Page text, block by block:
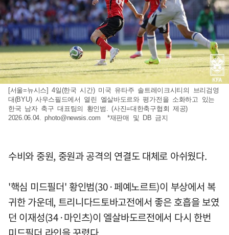
[서울=뉴시스] 4일(한국 시간) 미국 유타주 솔트레이크시티의 브리검영
대(BYU) 사우스필드에서 열린 엘살바도르와 평가전을 소화하고 있는
한국 남자 축구 대표팀의 황인범. (사진=대한축구협회 제공)
2026.06.04.photo@newsis.com *재판매 및 DB 금지
수비와 중원, 중원과 공격의 연결도 대체로 아쉬웠다.
'핵심 미드필더' 황인범(30·페예노르트)이 부상에서 복
귀한 가운데, 트리니다드토바고전에서 좋은 호흡을 보였
던 이재성(34·마인츠)이 엘살바도르전에서 다시 한번